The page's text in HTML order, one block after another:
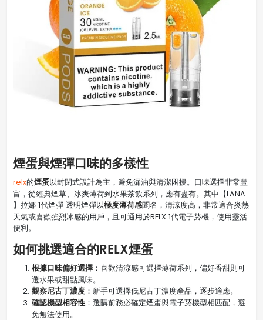
煙蛋與煙彈口味的多樣性
relx的煙蛋以封閉式設計為主，避免漏油與清潔困擾。口味選擇非常豐
富，從經典煙草、冰爽薄荷到水果茶飲系列，應有盡有。其中【LANA
】拉娜 1代煙彈 透明煙彈以極度薄荷感聞名，清涼度高，非常適合炎熱
天氣或喜歡強烈冰感的用戶，且可通用於RELX 1代電子菸機，使用靈活
便利。
如何挑選適合的RELX煙蛋
根據口味偏好選擇 ：喜歡清涼感可選擇薄荷系列，偏好香甜則可
選水果或甜點風味。
觀察尼古丁濃度 ：新手可選擇低尼古丁濃度產品，逐步適應。
確認機型相容性 ：選購前務必確定煙蛋與電子菸機型相匹配，避
免無法使用。